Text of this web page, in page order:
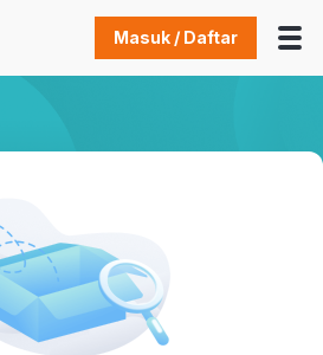
Masuk / Daftar